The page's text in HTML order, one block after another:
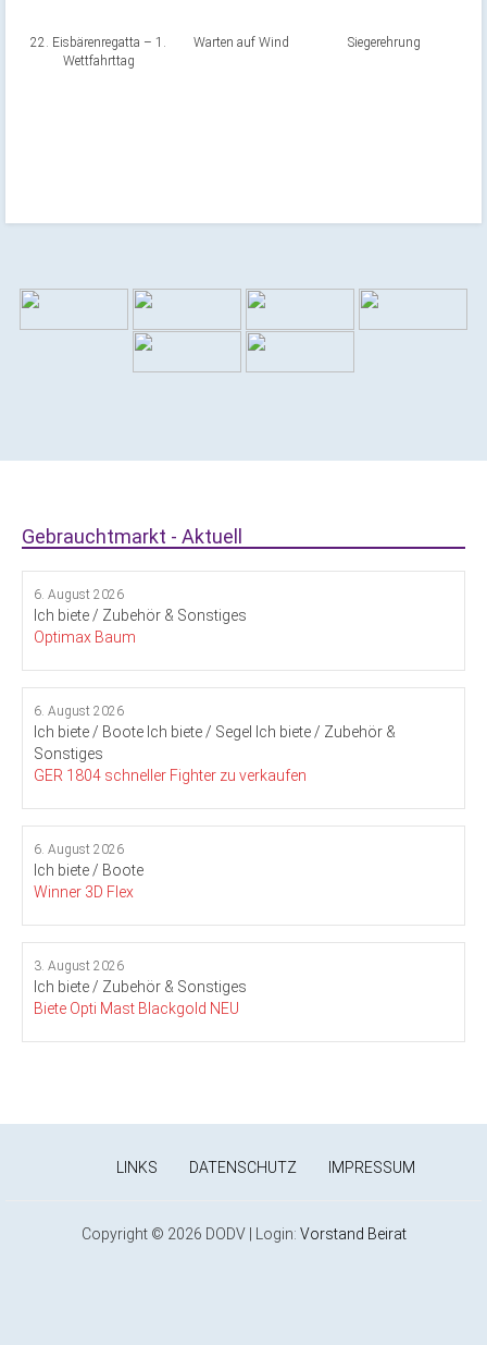
22. Eisbärenregatta – 1.
Wettfahrttag
Warten auf Wind Siegerehrung
Gebrauchtmarkt - Aktuell
6. August 2026
Ich biete / Zubehör & Sonstiges
Optimax Baum
6. August 2026
Ich biete / Boote Ich biete / Segel
Ich biete / Zubehör &
Sonstiges
GER 1804 schneller Fighter zu verkaufen
6. August 2026
Ich biete / Boote
Winner 3D Flex
3. August 2026
Ich biete / Zubehör & Sonstiges
Biete Opti Mast Blackgold NEU
LINKS DATENSCHUTZ IMPRESSUM
Copyright © 2026 DODV | Login: Vorstand Beirat